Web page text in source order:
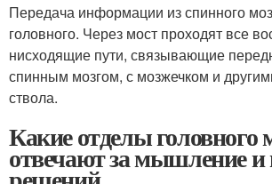
Передача информации из спинного
головного. Через мост проходят все
нисходящие пути, связывающие
спинным мозгом, с мозжечком и
ствола.
Какие отделы головного
отвечают за мышление и